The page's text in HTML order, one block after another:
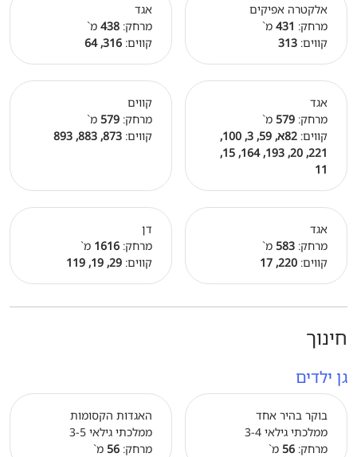
אלקטרה אפיקים
מרחק: 431 מ`
קווים: 313
אגד
מרחק: 438 מ`
קווים: 316, 64
אגד
מרחק: 579 מ`
קווים:
82א, 59, 3, 100,
221, 20, 193, 164, 15,
11
קווים
מרחק: 579 מ`
קווים: 873, 883, 893
אגד
מרחק: 583 מ`
קווים: 220, 17
דן
מרחק: 1616 מ`
קווים: 29, 19, 119
חינוך
גן ילדים
בוקר בהיר אחד
ממלכתי גילאי 3-4
מרחק: 56 מ`
האגדות הקסומות
ממלכתי גילאי 3-5
מרחק: 56 מ`